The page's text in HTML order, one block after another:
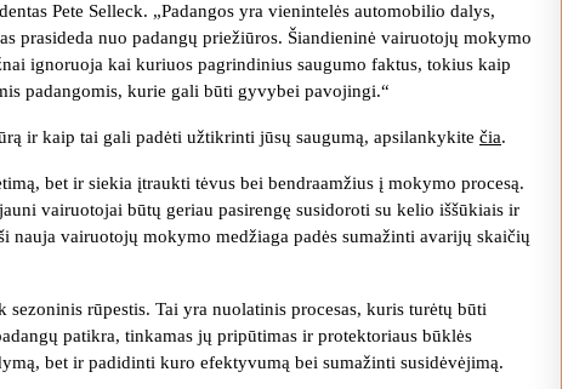
Pete Selleck. „Padangos yra vienintelės automobilio dalys,
prasideda nuo padangų priežiūros. Šiandieninė vairuotojų mokymo
ignoruoja kai kuriuos pagrindinius saugumo faktus, tokius kaip
padangomis, kurie gali būti gyvybei pavojingi.“
ir kaip tai gali padėti užtikrinti jūsų saugumą, apsilankykite čia.
bet ir siekia įtraukti tėvus bei bendraamžius į mokymo procesą.
vairuotojai būtų geriau pasirengę susidoroti su kelio iššūkiais ir
nauja vairuotojų mokymo medžiaga padės sumažinti avarijų skaičių
rūpestis. Tai yra nuolatinis procesas, kuris turėtų būti
patikra, tinkamas jų pripūtimas ir protektoriaus būklės
bet ir padidinti kuro efektyvumą bei sumažinti susidėvėjimą.